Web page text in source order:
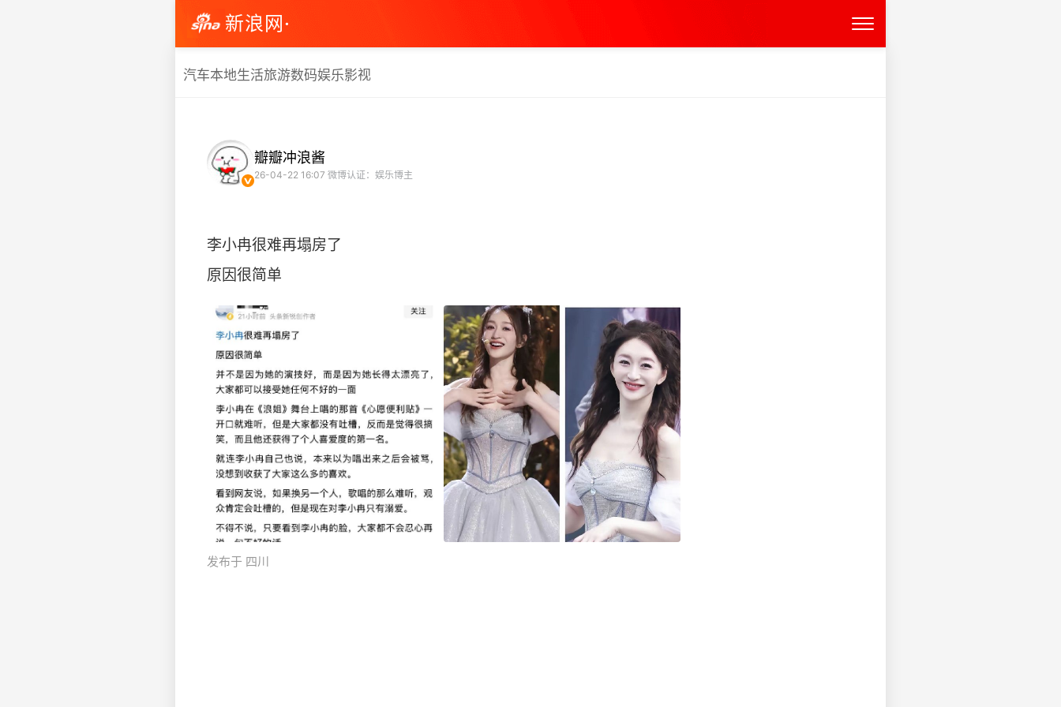
新浪网·
汽车本地生活旅游数码娱乐影视
瓣瓣冲浪酱
26-04-22 16:07 微博认证：娱乐博主
李小冉很难再塌房了
​原因很简单 ​
发布于 四川